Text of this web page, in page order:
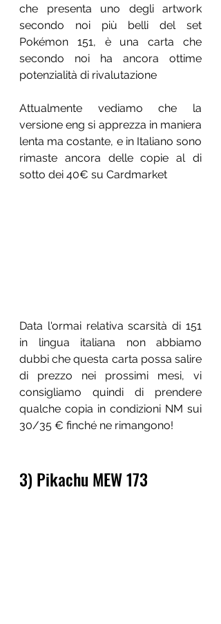
che presenta uno degli artwork
secondo noi più belli del set
Pokémon 151, è una carta che
secondo noi ha ancora ottime
potenzialità di rivalutazione
Attualmente vediamo che la
versione eng si apprezza in maniera
lenta ma costante, e in Italiano sono
rimaste ancora delle copie al di
sotto dei 40€ su Cardmarket
Data l'ormai relativa scarsità di 151
in lingua italiana non abbiamo
dubbi che questa carta possa salire
di prezzo nei prossimi mesi, vi
consigliamo quindi di prendere
qualche copia in condizioni NM sui
30/35 € finché ne rimangono!
3) Pikachu MEW 173